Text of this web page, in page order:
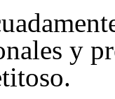
y